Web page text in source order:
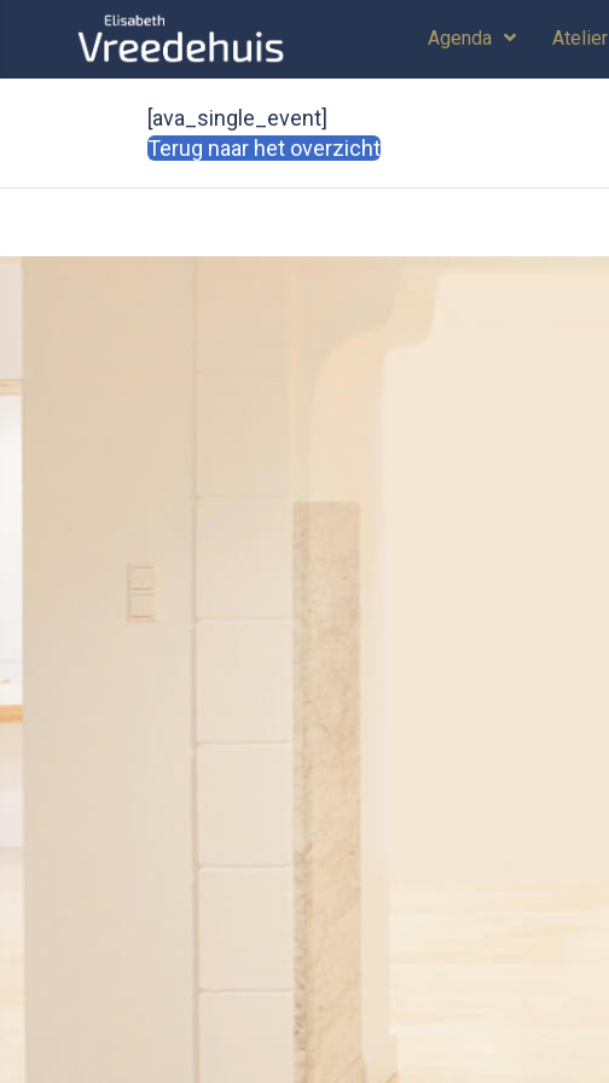
Agenda Atelier
[ava_single_event]
Terug naar het overzicht